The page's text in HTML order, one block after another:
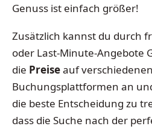
Genuss ist einfach größer!
Zusätzlich kannst du durch
oder Last-Minute-Angebote
die Preiseauf verschiedenen
Buchungsplattformen an
die beste Entscheidung zu
dass die Suche nach der